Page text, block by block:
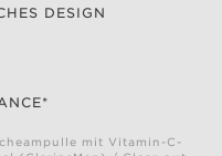
DESIGN
mit Vitamin-C-